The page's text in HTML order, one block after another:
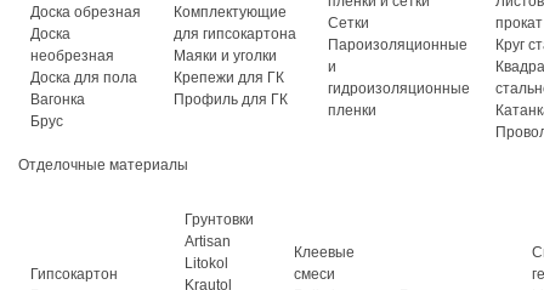
Доска обрезная
Доска
необрезная
Доска для пола
Вагонка
Брус
Комплектующие
для гипсокартона
Маяки и уголки
Крепежи для ГК
Профиль для ГК
Сетки
Пароизоляционные
и
гидроизоляционные
пленки
прокат
Круг
Отделочные материалы
Гипсокартон
Грунтовки
Artisan
Litokol
Krautol
Клеевые
смеси